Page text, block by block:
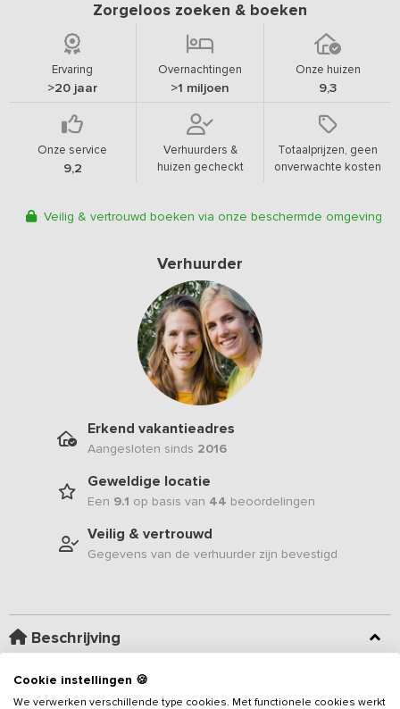
Zorgeloos zoeken & boeken
Ervaring
>20 jaar
Overnachtingen
>1 miljoen
Onze huizen
9,3
Onze service
9,2
Verhuurders &
huizen gecheckt
Totaalprijzen, geen
onverwachte kosten
Veilig & vertrouwd boeken via onze beschermde omgeving
Verhuurder
Erkend vakantieadres
Aangesloten sinds 2016
Geweldige locatie
Een 9.1 op basis van 44 beoordelingen
Veilig & vertrouwd
Gegevens van de verhuurder zijn bevestigd
Beschrijving
Kom tot rust tussen de wijnranken en de perenboomgaarden. Dit
sfeervolle en luxevakantieadresvoor 16 personen beschikt over
Cookie instellingen 🍪
We verwerken verschillende type cookies. Met functionele cookies werkt